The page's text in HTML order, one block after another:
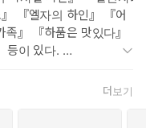
가의 신작.
『엘자의 하인』 『어
』 『하품은 맛있다』
등이 있다.
이다.
더보기